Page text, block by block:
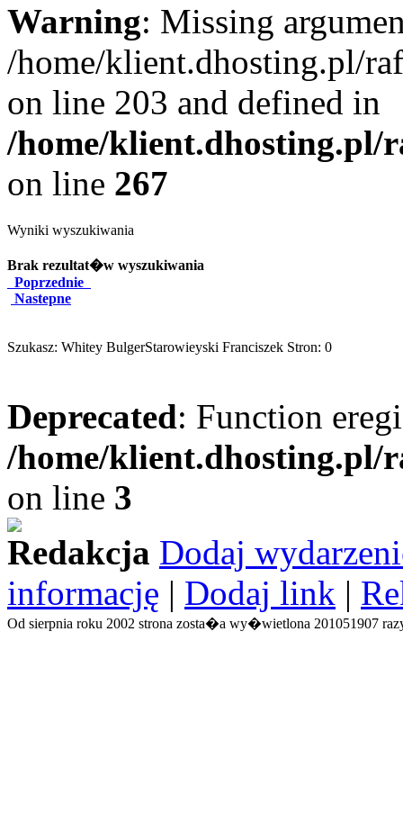
Warning: Missing
/home/klient.dhosting.pl/
on line 203 and defined in
/home/klient.dhosting.pl/
on line 267
Wyniki wyszukiwania
Brak rezultat�w wyszukiwania
Poprzednie
Nastepne
Szukasz: Whitey BulgerStarowieyski Franciszek Stron: 0
Deprecated: Function
/home/
on line 3
Redakcja Dodaj
informację | Dodaj link |
Od sierpnia roku 2002 strona zosta�a wy�wietlona 201051907